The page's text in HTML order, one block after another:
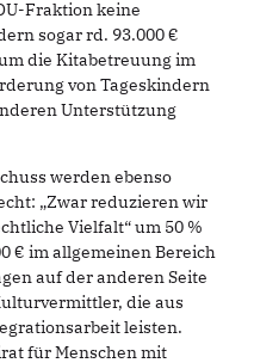
Fraktion keine
sogar rd. 93.000 €
die Kitabetreuung im
von Tageskindern
Unterstützung
werden ebenso
„Zwar reduzieren wir
Vielfalt“ um 50 %
€ im allgemeinen Bereich
auf der anderen Seite
die aus
leisten.
für Menschen mit